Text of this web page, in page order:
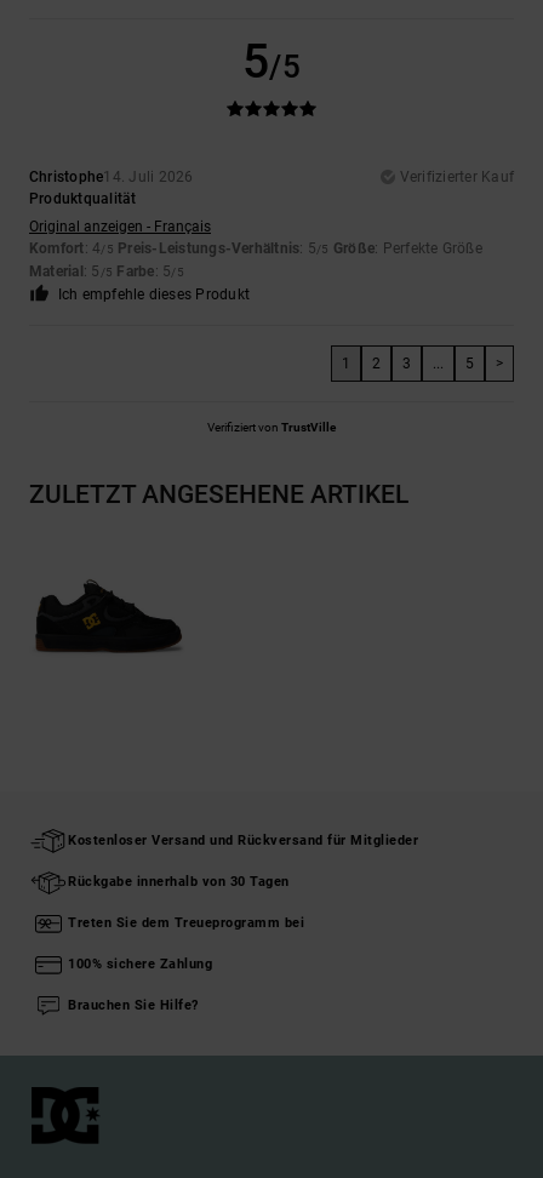
5/5
Christophe14. Juli 2026
Verifizierter Kauf
Produktqualität
Original anzeigen - Français
Komfort: 4/5 Preis-Leistungs-Verhältnis: 5/5 Größe: Perfekte Größe
Material : 5 /5 Farbe: 5/5
Ich empfehle dieses Produkt
1 2 3 ... 5 >
Verifiziert von TrustVille
ZULETZT ANGESEHENE ARTIKEL
Kostenloser Versand und Rückversand für Mitglieder
Rückgabe innerhalb von 30 Tagen
Treten Sie dem Treueprogramm bei
100% sichere Zahlung
Brauchen Sie Hilfe?